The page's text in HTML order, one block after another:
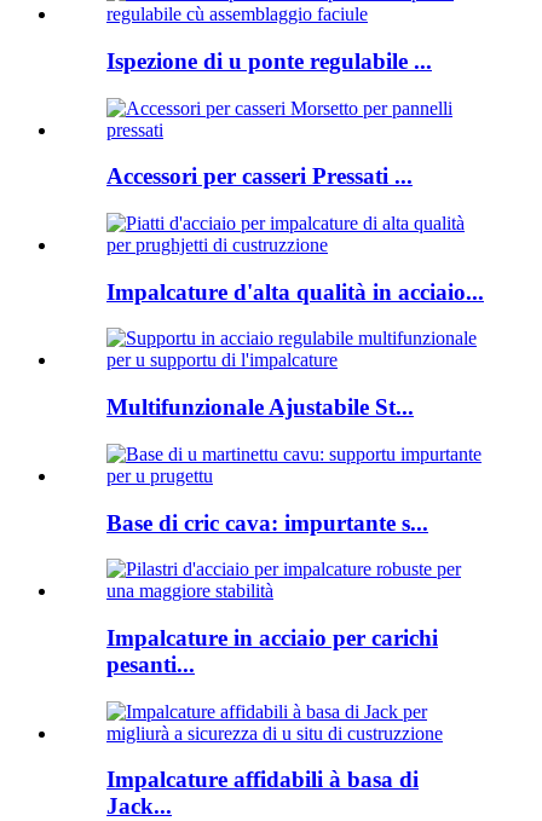
Ispezione di u ponte regulabile ...
Accessori per casseri Pressati ...
Impalcature d'alta qualità in acciaio...
Multifunzionale Ajustabile St...
Base di cric cava: impurtante s...
Impalcature in acciaio per carichi
pesanti...
Impalcature affidabili à basa di
Jack...